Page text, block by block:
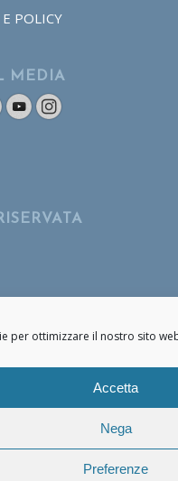
per ottimizzare il nostro sito
Accetta
Nega
Preferenze
POLICY
MEDIA
Cafasso & Figli 2020 - 2021 P.IVA: